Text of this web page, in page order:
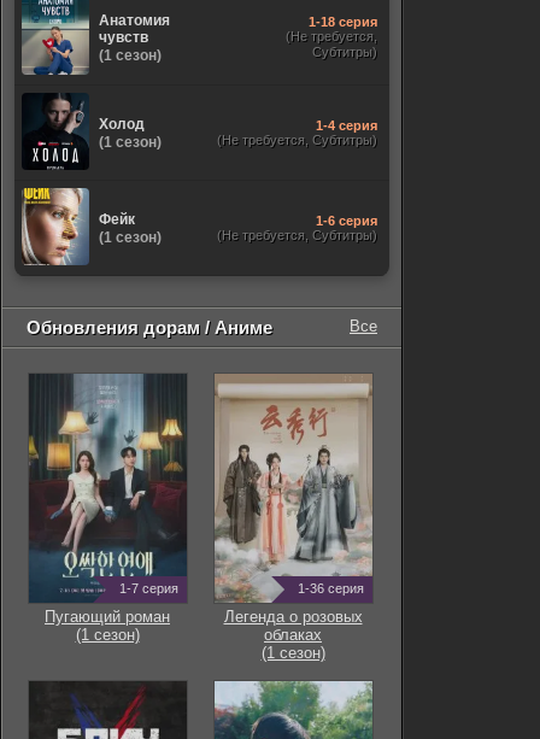
Анатомия
чувств
(1 сезон)
1-18 серия
(Не требуется,
Субтитры)
Холод
(1 сезон)
1-4 серия
(Не требуется, Субтитры)
Фейк
(1 сезон)
1-6 серия
(Не требуется, Субтитры)
Обновления дорам / Аниме Все
1-7 серия
Пугающий роман
(1 сезон)
1-36 серия
Легенда о розовых
облаках
(1 сезон)